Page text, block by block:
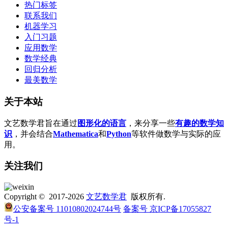
热门标签
联系我们
机器学习
入门习题
应用数学
数学经典
回归分析
最美数学
关于本站
文艺数学君旨在通过 图形化的语言 ，来分享一些有趣的数学知
识 ，并会结合Mathematica和Python等软件做数学与实际的应
用。
关注我们
Copyright © 2017-2026 文艺数学君 版权所有.
公安备案号 11010802024744号 备案号 京ICP备17055827
号-1